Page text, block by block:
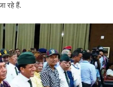
रहे हैं.